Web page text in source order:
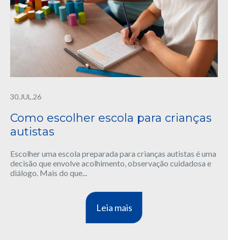
30.JUL.26
Como escolher escola para crianças
autistas
Escolher uma escola preparada para crianças autistas é uma
decisão que envolve acolhimento, observação cuidadosa e
diálogo. Mais do que...
Leia mais